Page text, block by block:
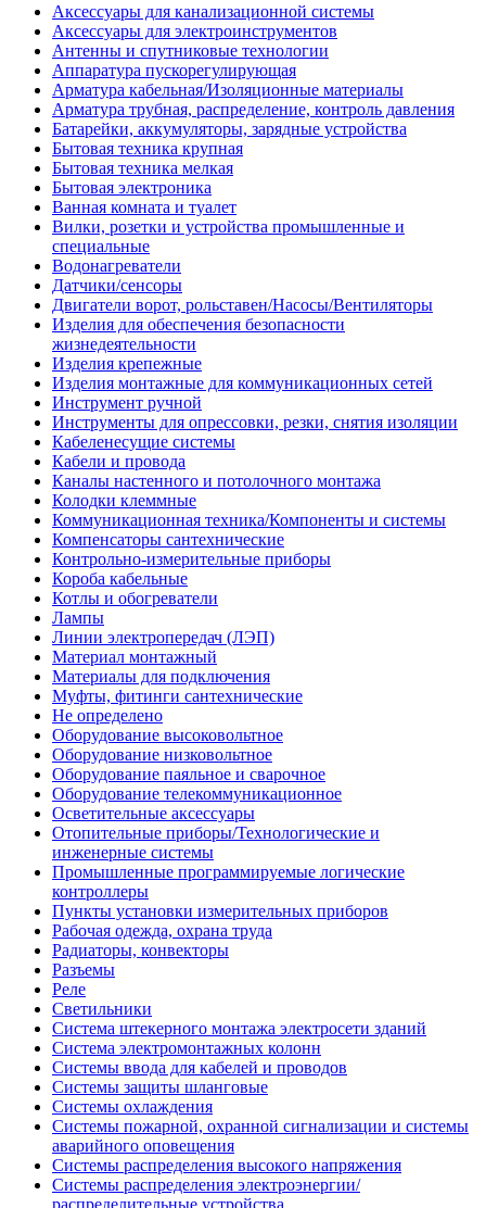
Аксессуары для канализационной системы
Аксессуары для электроинструментов
Антенны и спутниковые технологии
Аппаратура пускорегулирующая
Арматура кабельная/Изоляционные материалы
Арматура трубная, распределение, контроль давления
Батарейки, аккумуляторы, зарядные устройства
Бытовая техника крупная
Бытовая техника мелкая
Бытовая электроника
Ванная комната и туалет
Вилки, розетки и устройства промышленные и
специальные
Водонагреватели
Датчики/сенсоры
Двигатели ворот, рольставен/Насосы/Вентиляторы
Изделия для обеспечения безопасности
жизнедеятельности
Изделия крепежные
Изделия монтажные для коммуникационных сетей
Инструмент ручной
Инструменты для опрессовки, резки, снятия изоляции
Кабеленесущие системы
Кабели и провода
Каналы настенного и потолочного монтажа
Колодки клеммные
Коммуникационная техника/Компоненты и системы
Компенсаторы сантехнические
Контрольно-измерительные приборы
Короба кабельные
Котлы и обогреватели
Лампы
Линии электропередач (ЛЭП)
Материал монтажный
Материалы для подключения
Муфты, фитинги сантехнические
Не определено
Оборудование высоковольтное
Оборудование низковольтное
Оборудование паяльное и сварочное
Оборудование телекоммуникационное
Осветительные аксессуары
Отопительные приборы/Технологические и
инженерные системы
Промышленные программируемые логические
контроллеры
Пункты установки измерительных приборов
Рабочая одежда, охрана труда
Радиаторы, конвекторы
Разъемы
Реле
Светильники
Система штекерного монтажа электросети зданий
Система электромонтажных колонн
Системы ввода для кабелей и проводов
Системы защиты шланговые
Системы охлаждения
Системы пожарной, охранной сигнализации и системы
аварийного оповещения
Системы распределения высокого напряжения
Системы распределения электроэнергии/
распределительные устройства